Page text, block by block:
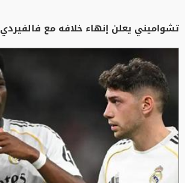
تشواميني يعلن إنهاء خلافه مع فالفيردي